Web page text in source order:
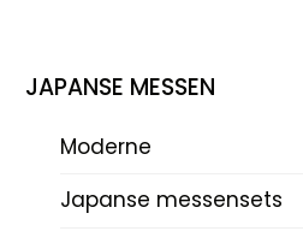
JAPANSE MESSEN
Moderne
Japanse messensets